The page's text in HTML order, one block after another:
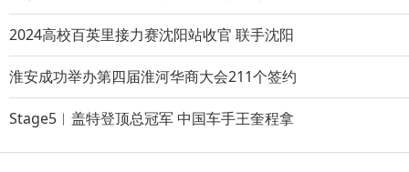
2024高校百英里接力赛沈阳站收官 联手沈阳
淮安成功举办第四届淮河华商大会211个签约
Stage5︱盖特登顶总冠军 中国车手王奎程拿